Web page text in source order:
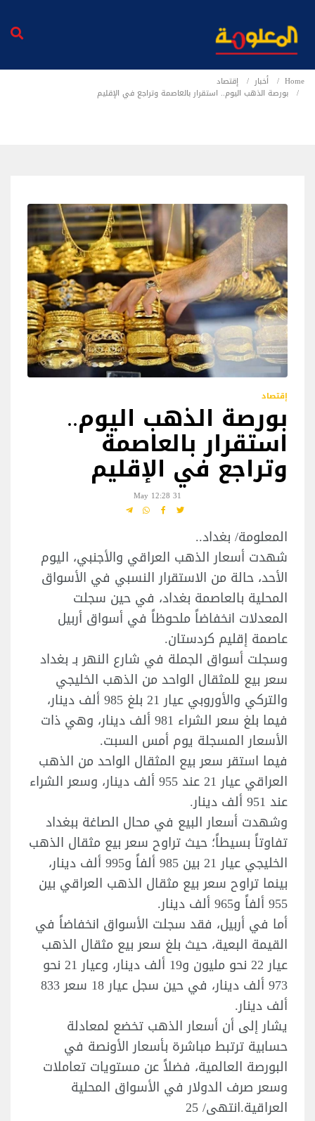
Home أخبار
إقتصاد
بورصة الذهب اليوم.. استقرار بالعاصمة وتراجع في الإقليم
إقتصاد
بورصة الذهب اليوم..
استقرار بالعاصمة
وتراجع في الإقليم
31 May 12:28
المعلومة/ بغداد..
شهدت أسعار الذهب العراقي والأجنبي، اليوم
الأحد، حالة من الاستقرار النسبي في الأسواق
المحلية بالعاصمة بغداد، في حين سجلت
المعدلات انخفاضاً ملحوظاً في أسواق أربيل
عاصمة إقليم كردستان.
وسجلت أسواق الجملة في شارع النهر بـ بغداد
سعر بيع للمثقال الواحد من الذهب الخليجي
والتركي والأوروبي عيار 21 بلغ 985 ألف دينار،
فيما بلغ سعر الشراء 981 ألف دينار، وهي ذات
الأسعار المسجلة يوم أمس السبت.
فيما استقر سعر بيع المثقال الواحد من الذهب
العراقي عيار 21 عند 955 ألف دينار، وسعر الشراء
عند 951 ألف دينار.
وشهدت أسعار البيع في محال الصاغة ببغداد
تفاوتاً بسيطاً؛ حيث تراوح سعر بيع مثقال الذهب
الخليجي عيار 21 بين 985 ألفاً و995 ألف دينار،
بينما تراوح سعر بيع مثقال الذهب العراقي بين
955 ألفاً و965 ألف دينار.
أما في أربيل، فقد سجلت الأسواق انخفاضاً في
القيمة البعية، حيث بلغ سعر بيع مثقال الذهب
عيار 22 نحو مليون و19 ألف دينار، وعيار 21 نحو
973 ألف دينار، في حين سجل عيار 18 سعر 833
ألف دينار.
يشار إلى أن أسعار الذهب تخضع لمعادلة
حسابية ترتبط مباشرة بأسعار الأونصة في
البورصة العالمية، فضلاً عن مستويات تعاملات
وسعر صرف الدولار في الأسواق المحلية
العراقية.انتهى/ 25